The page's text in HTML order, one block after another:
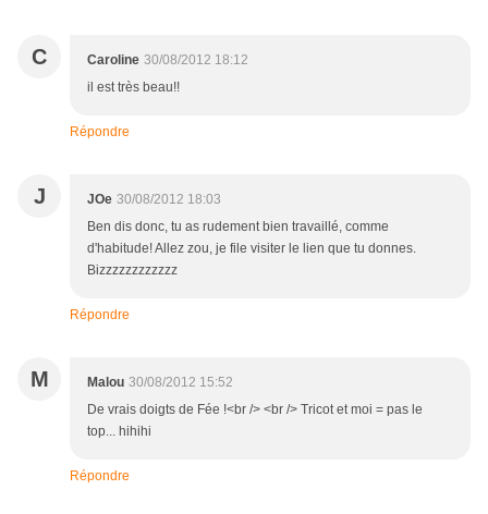
C Caroline 30/08/2012 18:12
il est très beau!!
Répondre
J JOe 30/08/2012 18:03
Ben dis donc, tu as rudement bien travaillé, comme
d'habitude! Allez zou, je file visiter le lien que tu donnes.
Bizzzzzzzzzzzz
Répondre
M Malou 30/08/2012 15:52
De vrais doigts de Fée !<br /> <br /> Tricot et moi = pas le
top... hihihi
Répondre